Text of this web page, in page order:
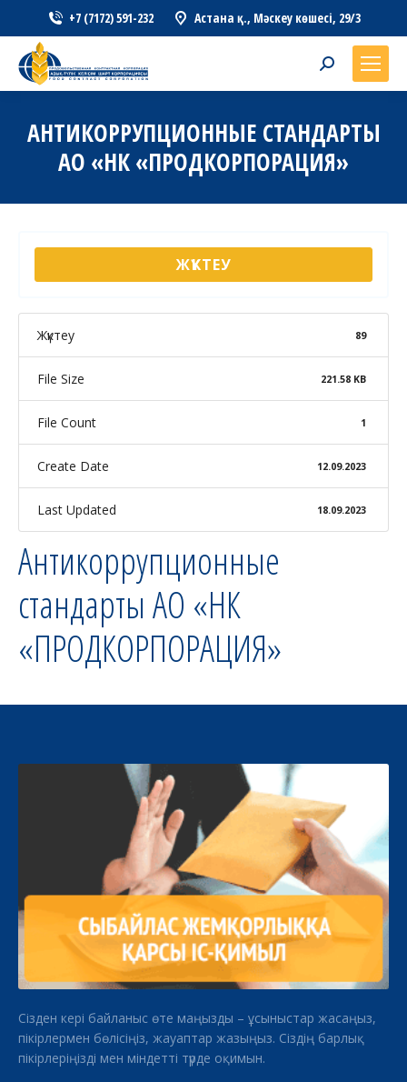
+7 (7172) 591-232 Астана қ., Мәскеу көшесі, 29/3
Search:
АНТИКОРРУПЦИОННЫЕ СТАНДАРТЫ
АО «НК «ПРОДКОРПОРАЦИЯ»
ЖҮКТЕУ
Жүктеу 89
File Size 221.58 KB
File Count 1
Create Date 12.09.2023
Last Updated 18.09.2023
Антикоррупционные
стандарты АО «НК
«ПРОДКОРПОРАЦИЯ»
Сізден кері байланыс өте маңызды – ұсыныстар жасаңыз,
пікірлермен бөлісіңіз, жауаптар жазыңыз. Сіздің барлық
пікірлеріңізді мен міндетті түрде оқимын.